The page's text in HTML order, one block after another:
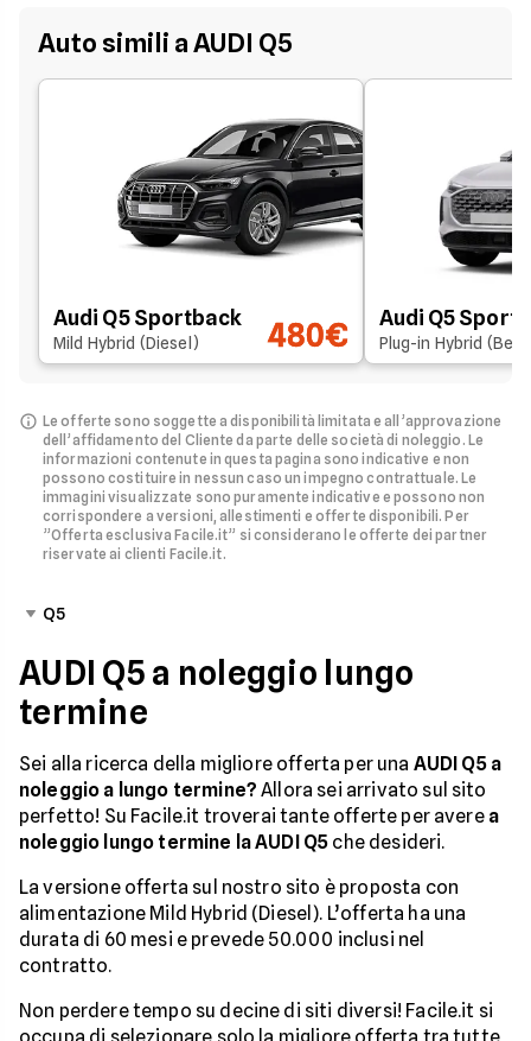
Auto simili a AUDI Q5
Audi Q5 Sportback
Mild Hybrid (Diesel) 480€ Audi Q5
Plug-in Hybrid
Le offerte sono soggette a disponibilità limitata e all’approvazione
dell’affidamento del Cliente da parte delle società di noleggio. Le
informazioni contenute in questa pagina sono indicative e non
possono costituire in nessun caso un impegno contrattuale. Le
immagini visualizzate sono puramente indicative e possono non
corrispondere a versioni, allestimenti e offerte disponibili. Per
”Offerta esclusiva Facile.it” si considerano le offerte dei partner
riservate ai clienti Facile.it.
Q5
AUDI Q5 a noleggio lungo
termine
Sei alla ricerca della migliore offerta per una AUDI Q5 a
noleggio a lungo termine? Allora sei arrivato sul sito
perfetto! Su Facile.it troverai tante offerte per avere a
noleggio lungo termine la AUDI Q5 che desideri.
La versione offerta sul nostro sito è proposta con
alimentazione Mild Hybrid (Diesel). L’offerta ha una
durata di 60 mesi e prevede 50.000 inclusi nel
contratto.
Non perdere tempo su decine di siti diversi! Facile.it si